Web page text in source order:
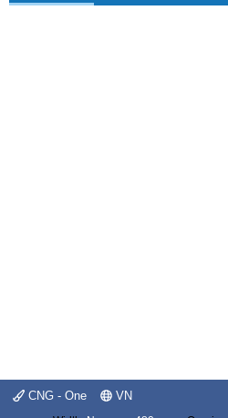
CNG - One VN